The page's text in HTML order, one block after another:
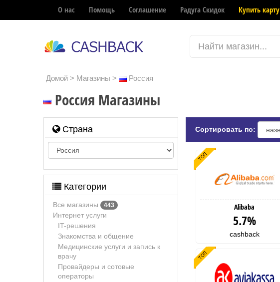
О нас Помощь Соглашение Радуга Скидок Купить карту
Домой > Магазины > Россия
Россия Магазины
Страна
Категории
Все магазины 443
Интернет услуги
IT-решения
Знакомства и общение
Медицинские услуги и запись к
врачу
Провайдеры и сотовые
операторы
Сортировать по:
Alibaba
5.7%
cashback